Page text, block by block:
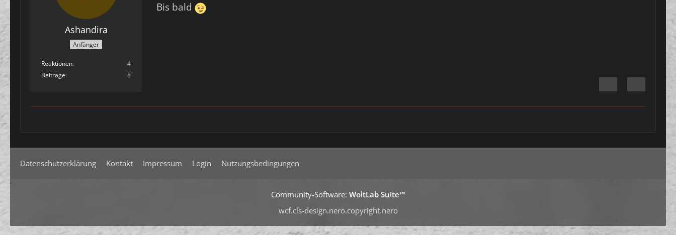
Ashandira
Anfänger
Reaktionen
4
Beiträge
8
Bis bald
Datenschutzerklärung Kontakt Impressum Login Nutzungsbedingungen
Community-Software: WoltLab Suite™
wcf.cls-design.nero.copyright.nero